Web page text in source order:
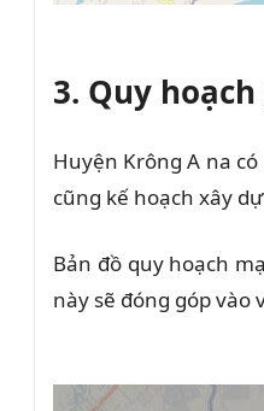
3. Quy
Huyện Krông A na
cũng kế hoạch xây
Bản đồ quy hoạch
này sẽ đóng góp